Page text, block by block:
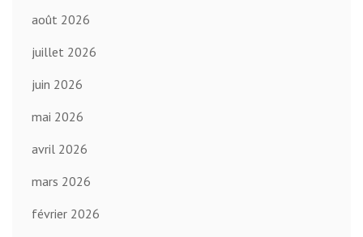
août 2026
juillet 2026
juin 2026
mai 2026
avril 2026
mars 2026
février 2026